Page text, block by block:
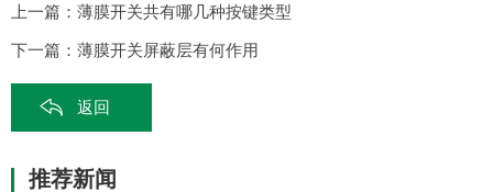
上一篇： 薄膜开关共有哪几种按键类型
下一篇： 薄膜开关屏蔽层有何作用
返回
推荐新闻